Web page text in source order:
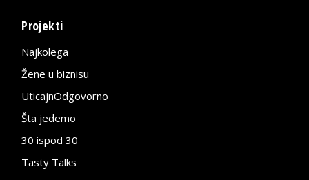
Projekti
Najkolega
Žene u biznisu
UticajnOdgovorno
Šta jedemo
30 ispod 30
Tasty Talks